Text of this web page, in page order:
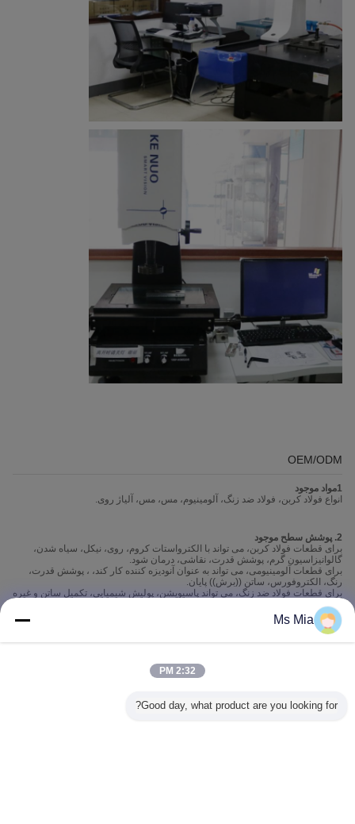
OEM/ODM
1مواد موجود
انواع فولاد کربن، فولاد ضد زنگ، آلومینیوم، مس، مس، آلیاژ روی.
2. پوشش سطح موجود
برای قطعات فولاد کربن، می تواند با الکترواستات کروم، روی، نیکل، سیاه شدن،
گالوانیزاسیون گرم، پوشش قدرت، نقاشی، درمان شود.
برای قطعات آلومینیومی، می تواند به عنوان آنودیزه کننده کار کند، ، پوشش قدرت،
رنگ، الکتروفورس، ساتن ((برش)) پایان.
برای قطعات فولاد ضد زنگ، می تواند پاسیویشن، پولیش شیمیایی، تکمیل ساتن و غیره
باشد.
برای قطعات مس یا مس، می تواند قلع، نیکل، کروم، نقره، طلا باشد.
برای قطعات آلیاژ روی، می تواند با الکتروپلاستی کروم، روی، نیکل، پوشش قدرت،
نقاشی با انواع رنگ ها درمان شود.
Ms Mia
2:32 PM
Good day, what product are you looking for?